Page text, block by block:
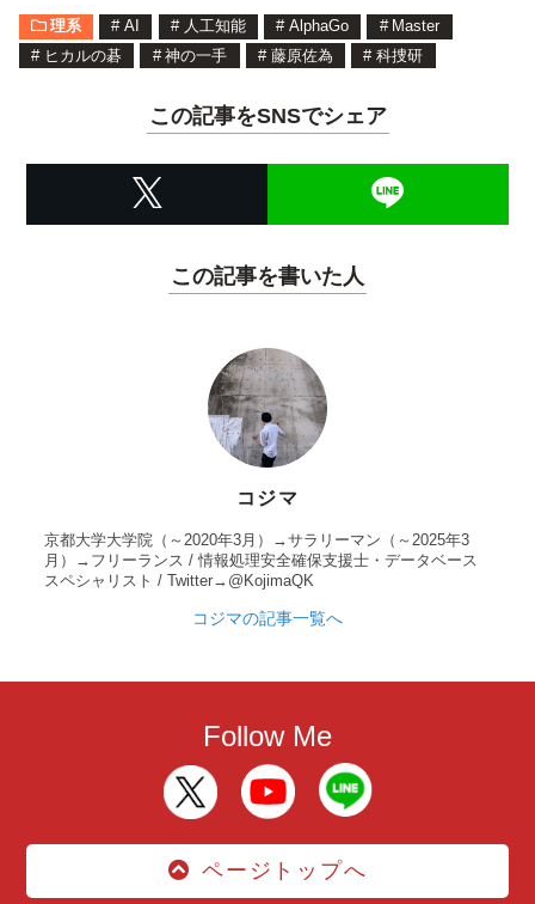
理系 # AI # 人工知能 # AlphaGo # Master
# ヒカルの碁 # 神の一手 # 藤原佐為 # 科捜研
この記事をSNSでシェア
この記事を書いた人
コジマ
京都大学大学院（～2020年3月）→サラリーマン（～2025年3
月）→フリーランス / 情報処理安全確保支援士・データベース
スペシャリスト / Twitter→@KojimaQK
コジマの記事一覧へ
Follow Me
ページトップへ